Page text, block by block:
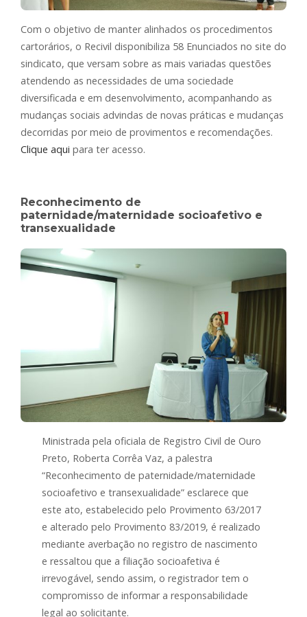
Com o objetivo de manter alinhados os procedimentos
cartorários, o Recivil disponibiliza 58 Enunciados no site do
sindicato, que versam sobre as mais variadas questões
atendendo as necessidades de uma sociedade
diversificada e em desenvolvimento, acompanhando as
mudanças sociais advindas de novas práticas e mudanças
decorridas por meio de provimentos e recomendações.
Clique aqui para ter acesso.
Reconhecimento de
paternidade/maternidade socioafetivo e
transexualidade
Ministrada pela oficiala de Registro Civil de Ouro
Preto, Roberta Corrêa Vaz, a palestra
“Reconhecimento de paternidade/maternidade
socioafetivo e transexualidade” esclarece que
este ato, estabelecido pelo Provimento 63/2017
e alterado pelo Provimento 83/2019, é realizado
mediante averbação no registro de nascimento
e ressaltou que a filiação socioafetiva é
irrevogável, sendo assim, o registrador tem o
compromisso de informar a responsabilidade
legal ao solicitante.